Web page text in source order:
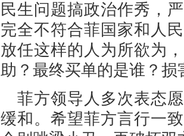
民生问题搞政治作秀，
完全不符合菲国家和人
放任这样的人为所欲为
助？最终买单的是谁？
菲方领导人多次表态
缓和。希望菲方言行一